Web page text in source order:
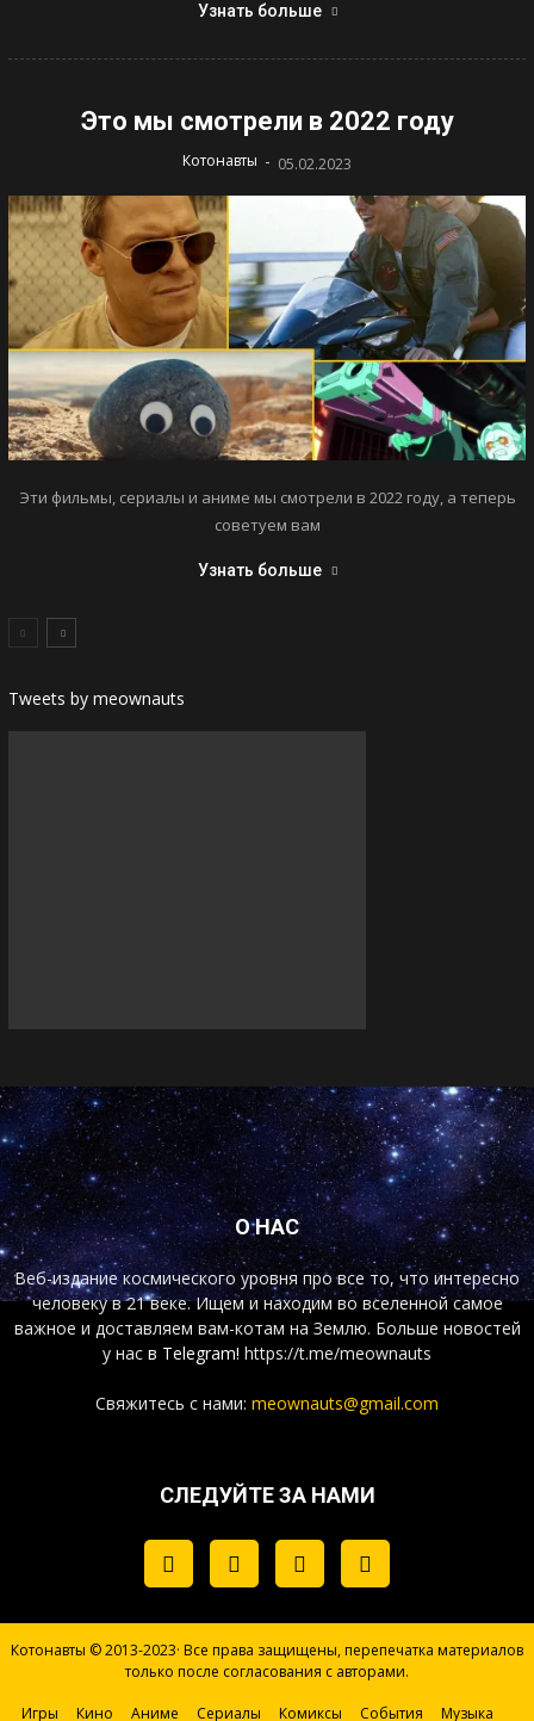
Узнать больше
Это мы смотрели в 2022 году
Котонавты - 05.02.2023
Эти фильмы, сериалы и аниме мы смотрели в 2022 году, а теперь
советуем вам
Узнать больше
Tweets by meownauts
О НАС
Веб-издание космического уровня про все то, что интересно
человеку в 21 веке. Ищем и находим во вселенной самое
важное и доставляем вам-котам на Землю. Больше новостей
у нас в Telegram! https://t.me/meownauts
Свяжитесь с нами: meownauts@gmail.com
СЛЕДУЙТЕ ЗА НАМИ
Котонавты © 2013-2023· Все права защищены, перепечатка материалов
только после согласования с авторами.
Игры Кино Аниме Сериалы Комиксы События Музыка